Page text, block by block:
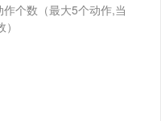
个数（最大5个动作,当